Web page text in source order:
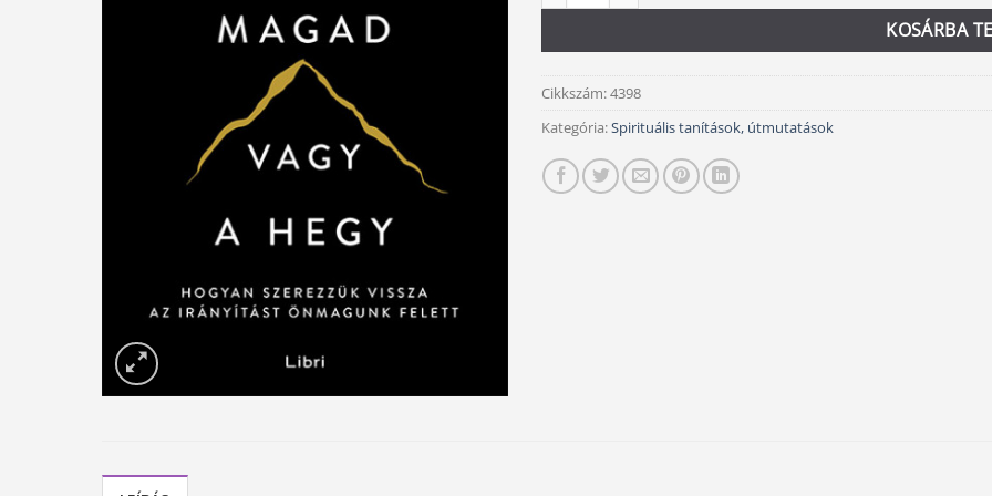
KOSÁRBA
Cikkszám:4398
Kategória:Spirituális tanítások, útmutatások